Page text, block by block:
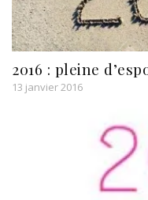
2016 : pleine
13 janvier 2016